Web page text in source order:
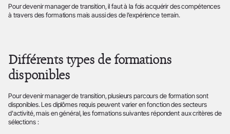
Pour devenir manager de transition, il faut à la fois acquérir des compétences
à travers des formations mais aussi des de l’expérience terrain.
Différents types de formations
disponibles
Pour devenir manager de transition, plusieurs parcours de formation sont
disponibles. Les diplômes requis peuvent varier en fonction des secteurs
d'activité, mais en général, les formations suivantes répondent aux critères de
sélections :